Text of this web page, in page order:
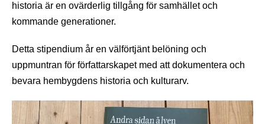
historia är en ovärderlig tillgång för samhället och
kommande generationer.
Detta stipendium år en välförtjänt belöning och
uppmuntran för författarskapet med att dokumentera och
bevara hembygdens historia och kulturarv.